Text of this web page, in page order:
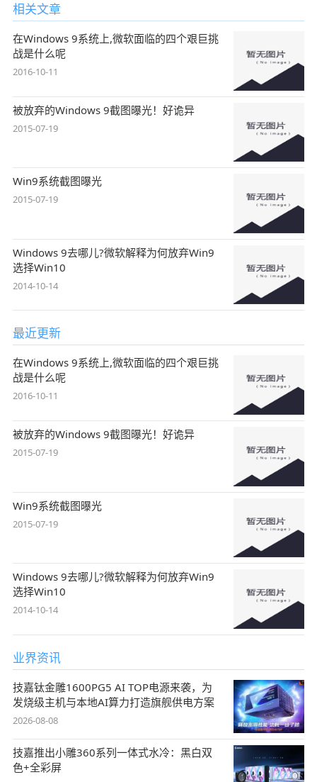
相关文章
在Windows 9系统上,微软面临的四个艰巨挑
战是什么呢
2016-10-11
被放弃的Windows 9截图曝光！好诡异
2015-07-19
Win9系统截图曝光
2015-07-19
Windows 9去哪儿?微软解释为何放弃Win9
选择Win10
2014-10-14
最近更新
在Windows 9系统上,微软面临的四个艰巨挑
战是什么呢
2016-10-11
被放弃的Windows 9截图曝光！好诡异
2015-07-19
Win9系统截图曝光
2015-07-19
Windows 9去哪儿?微软解释为何放弃Win9
选择Win10
2014-10-14
业界资讯
技嘉钛金雕1600PG5 AI TOP电源来袭，为
发烧级主机与本地AI算力打造旗舰供电方案
2026-08-08
技嘉推出小雕360系列一体式水冷：黑白双
色+全彩屏